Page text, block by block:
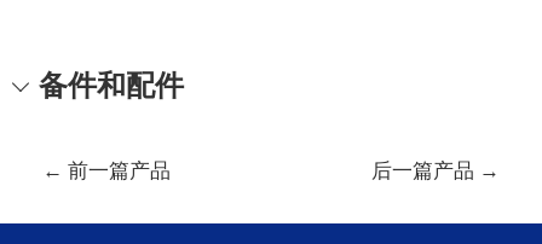
备件和配件
导
← 前一篇产品 后一篇产品 →